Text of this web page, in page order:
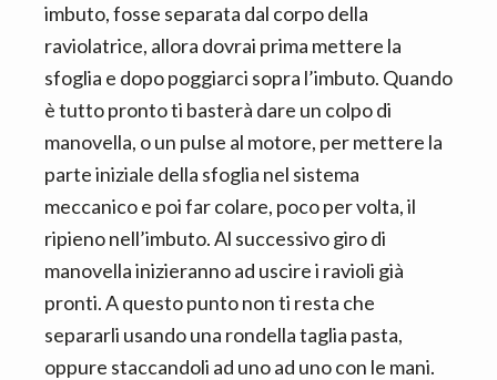
imbuto, fosse separata dal corpo della
raviolatrice, allora dovrai prima mettere la
sfoglia e dopo poggiarci sopra l’imbuto. Quando
è tutto pronto ti basterà dare un colpo di
manovella, o un pulse al motore, per mettere la
parte iniziale della sfoglia nel sistema
meccanico e poi far colare, poco per volta, il
ripieno nell’imbuto. Al successivo giro di
manovella inizieranno ad uscire i ravioli già
pronti. A questo punto non ti resta che
separarli usando una rondella taglia pasta,
oppure staccandoli ad uno ad uno con le mani.